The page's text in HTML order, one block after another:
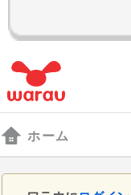
ホーム